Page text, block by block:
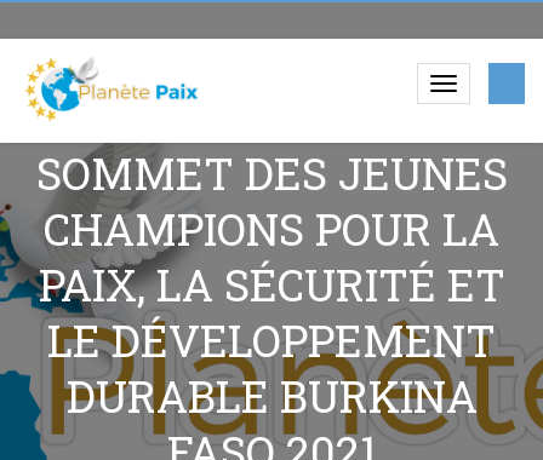
SOMMET DES JEUNES
CHAMPIONS POUR LA
PAIX, LA SÉCURITÉ ET
LE DÉVELOPPEMENT
DURABLE BURKINA